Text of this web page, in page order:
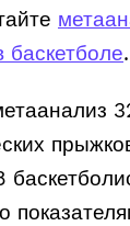
баскетболе.